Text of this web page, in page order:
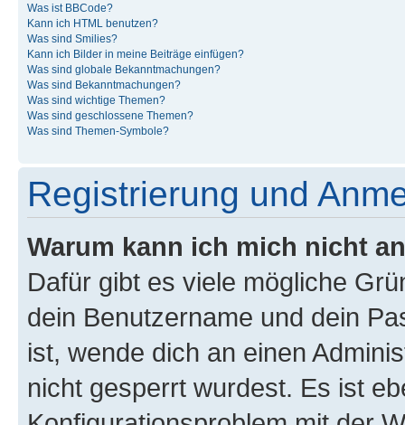
Was ist BBCode?
Kann ich HTML benutzen?
Was sind Smilies?
Kann ich Bilder in meine Beiträge einfügen?
Was sind globale Bekanntmachungen?
Was sind Bekanntmachungen?
Was sind wichtige Themen?
Was sind geschlossene Themen?
Was sind Themen-Symbole?
Registrierung und
Warum kann ich mich nicht
Dafür gibt es viele mögliche
dein Benutzername und dein
ist, wende dich an einen
nicht gesperrt wurdest. Es ist